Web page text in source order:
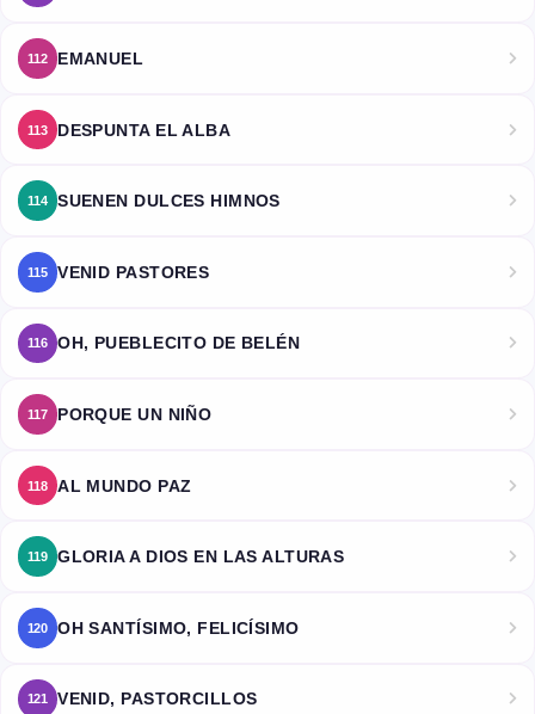
112 EMANUEL
113 DESPUNTA EL ALBA
114 SUENEN DULCES HIMNOS
115 VENID PASTORES
116 OH, PUEBLECITO DE BELÉN
117 PORQUE UN NIÑO
118 AL MUNDO PAZ
119 GLORIA A DIOS EN LAS ALTURAS
120 OH SANTÍSIMO, FELICÍSIMO
121 VENID, PASTORCILLOS